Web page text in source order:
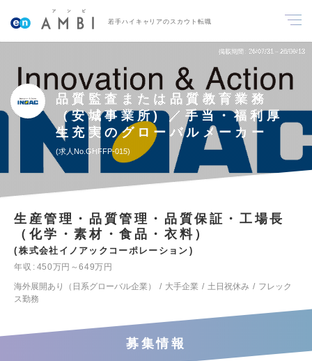
若手ハイキャリアのスカウト転職
掲載期間 26/07/31～26/08/13
品質監査または品質教育業務
（安城事業所) ／手当・福利厚
生充実のグローバルメーカー
求人No.GHFFP-015
生産管理・品質管理・品質保証・工場長
（化学・素材・食品・衣料）
株式会社イノアックコーポレーション
年収
450万円～649万円
海外展開あり（日系グローバル企業）
大手企業 土日祝休み
フレック
ス勤務
募集情報